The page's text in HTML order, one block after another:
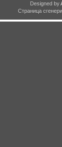
Designed by
Страница